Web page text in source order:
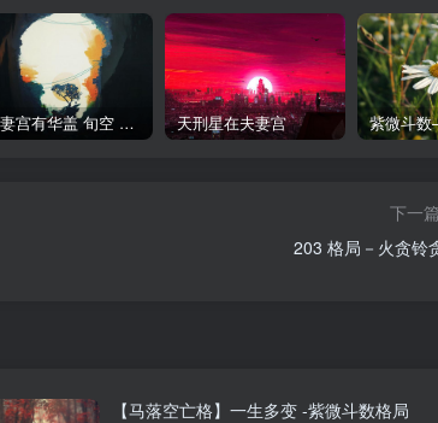
夫妻宫有华盖 旬空 截空 天刑星在夫妻宫
下一篇
203 格局－火贪铃
【马落空亡格】一生多变 -紫微斗数格局